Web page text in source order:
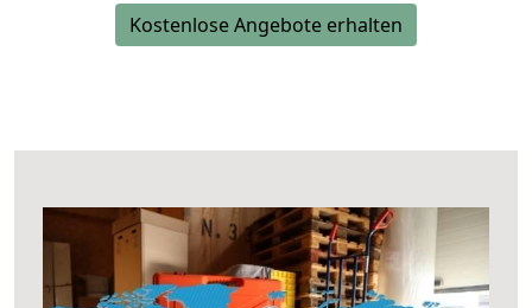
Kostenlose Angebote erhalten